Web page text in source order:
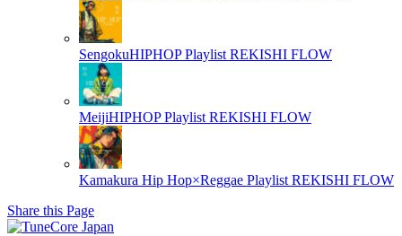
SengokuHIPHOP Playlist REKISHI FLOW
MeijiHIPHOP Playlist REKISHI FLOW
Kamakura Hip Hop×Reggae Playlist REKISHI FLOW
Share this Page